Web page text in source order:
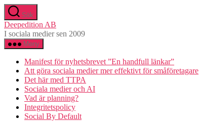
Hoppa
till
innehåll
Sök
Deepedition AB
I sociala medier sen 2009
Meny
Manifest för nyhetsbrevet ”En handfull länkar”
Att göra sociala medier mer effektivt för småföretagare
Det här med TTPA
Sociala medier och AI
Vad är planning?
Integritetspolicy
Social By Default